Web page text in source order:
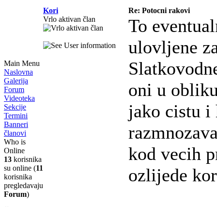
Main Menu
Naslovna
Galerija
Forum
Videoteka
Sekcije
Termini
Banneri
članovi
Who is
Online
13 korisnika
su online (11
korisnika
pregledavaju
Forum)
Kori
Re: Potocni rakovi
Vrlo aktivan član
To
ulovljene
oni u
jako cistu i
kod vecih
ozlijede